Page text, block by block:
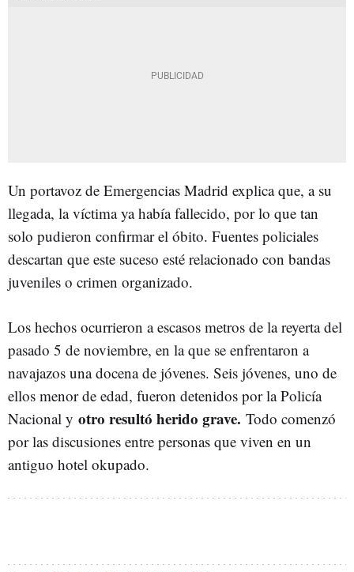
Un portavoz de Emergencias Madrid explica que, a su
llegada, la víctima ya había fallecido, por lo que tan
solo pudieron confirmar el óbito. Fuentes policiales
descartan que este suceso esté relacionado con bandas
juveniles o crimen organizado.
Los hechos ocurrieron a escasos metros de la reyerta del
pasado 5 de noviembre, en la que se enfrentaron a
navajazos una docena de jóvenes. Seis jóvenes, uno de
ellos menor de edad, fueron detenidos por la Policía
Nacional y otro resultó herido grave. Todo comenzó
por las discusiones entre personas que viven en un
antiguo hotel okupado.